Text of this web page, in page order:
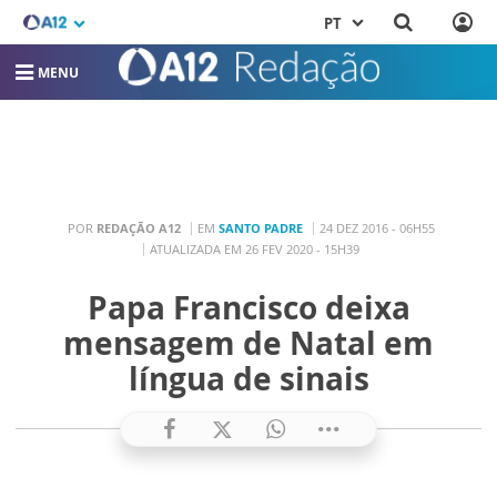
PT
MENU
POR REDAÇÃO A12 EM SANTO PADRE
24 DEZ 2016 - 06H55
ATUALIZADA EM 26 FEV 2020 - 15H39
Papa Francisco deixa
mensagem de Natal em
língua de sinais